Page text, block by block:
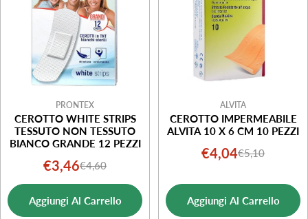
PRONTEX
CEROTTO WHITE STRIPS
TESSUTO NON TESSUTO
BIANCO GRANDE 12 PEZZI
Prezzo
di
vendita
€3,46Prezzo
normale
€4,60
Aggiungi Al Carrello
ALVITA
CEROTTO IMPERMEABILE
ALVITA 10 X 6 CM 10 PEZZI
Prezzo
vendita
€4,04Prezzo
€5,10
Aggiungi Al Carrello